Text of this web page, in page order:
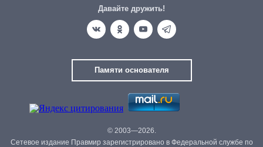
Давайте дружить!
Памяти основателя
© 2003—2026.
Сетевое издание Правмир зарегистрировано в Федеральной службе по